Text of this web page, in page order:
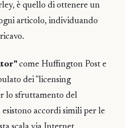
è quello di ottenere un
articolo, individuando
come Huffington Post e
dei "licensing
lo sfruttamento del
accordi simili per le